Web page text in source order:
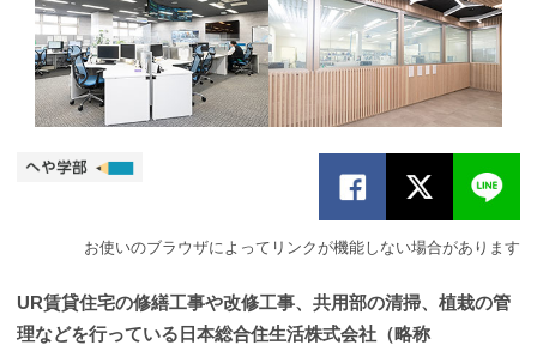
お使いのブラウザによってリンクが機能しない場合があります
UR賃貸住宅の修繕工事や改修工事、共用部の清掃、植栽の管
理などを行っている日本総合住生活株式会社（略称